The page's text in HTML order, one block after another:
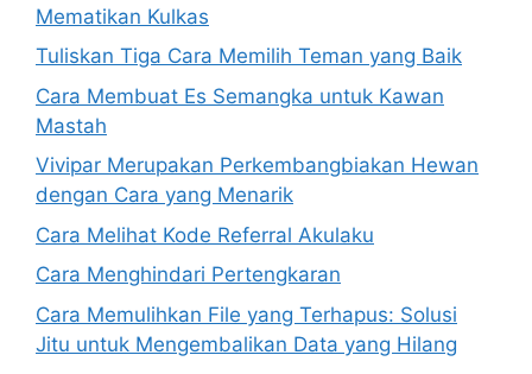
Mematikan Kulkas
Tuliskan Tiga Cara Memilih Teman yang Baik
Cara Membuat Es Semangka untuk Kawan
Mastah
Vivipar Merupakan Perkembangbiakan Hewan
dengan Cara yang Menarik
Cara Melihat Kode Referral Akulaku
Cara Menghindari Pertengkaran
Cara Memulihkan File yang Terhapus: Solusi
Jitu untuk Mengembalikan Data yang Hilang